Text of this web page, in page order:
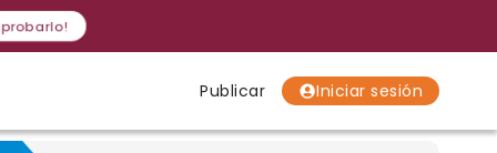
probarlo!
Publicar Iniciar sesión